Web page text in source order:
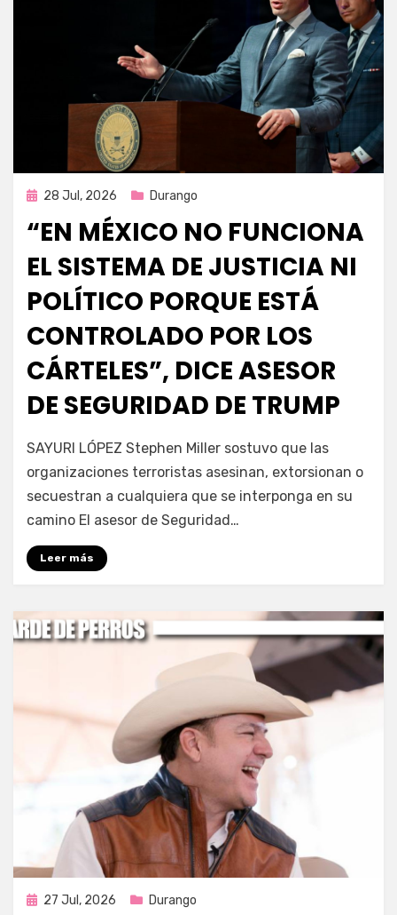
Publicada
28 Jul, 2026 Durango
“EN MÉXICO NO FUNCIONA
EL SISTEMA DE JUSTICIA NI
POLÍTICO PORQUE ESTÁ
CONTROLADO POR LOS
CÁRTELES”, DICE ASESOR
DE SEGURIDAD DE TRUMP
porFernando Miranda Servín
SAYURI LÓPEZ Stephen Miller sostuvo que las
organizaciones terroristas asesinan, extorsionan o
secuestran a cualquiera que se interponga en su
camino El asesor de Seguridad…
Leer más
Publicada
27 Jul, 2026 Durango